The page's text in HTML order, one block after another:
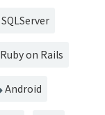
SQLServer
Ruby on Rails
Android